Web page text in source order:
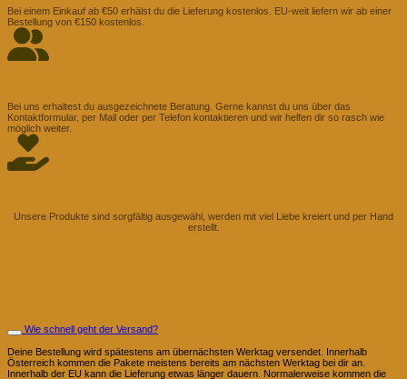
Bei einem Einkauf ab €50 erhälst du die Lieferung kostenlos. EU-weit liefern wir ab einer
Bestellung von €150 kostenlos.
Bei uns erhaltest du ausgezeichnete Beratung. Gerne kannst du uns über das
Kontaktformular, per Mail oder per Telefon kontaktieren und wir helfen dir so rasch wie
möglich weiter.
Unsere Produkte sind sorgfältig ausgewähl, werden mit viel Liebe kreiert und per Hand
erstellt.
Wie schnell geht der Versand?
Deine Bestellung wird spätestens am übernächsten Werktag versendet. Innerhalb
Österreich kommen die Pakete meistens bereits am nächsten Werktag bei dir an.
Innerhalb der EU kann die Lieferung etwas länger dauern. Normalerweise kommen die